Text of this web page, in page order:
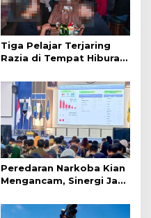
Tiga Pelajar Terjaring
Razia di Tempat Hiburan
Peredaran Narkoba Kian
Mengancam, Sinergi Jadi